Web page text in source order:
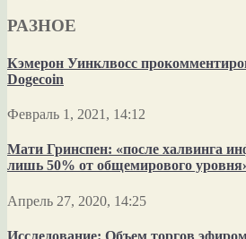
РАЗНОЕ
Кэмерон Уинклвосс
Dogecoin
Февраль 1, 2021, 14:12
Мати Гринспен: «после халвинга
лишь 50% от общемирового
Апрель 27, 2020, 14:25
Исследование: Объем торгов